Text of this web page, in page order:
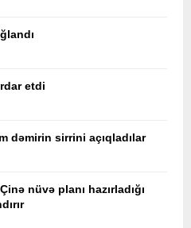
etdi
dəmirin sirrini açıqladılar
nüvə planı hazırladığı